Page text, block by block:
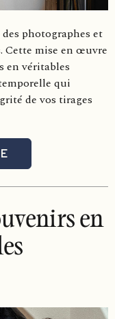
photographes et
Cette mise en œuvre
en véritables
qui
de vos tirages
en